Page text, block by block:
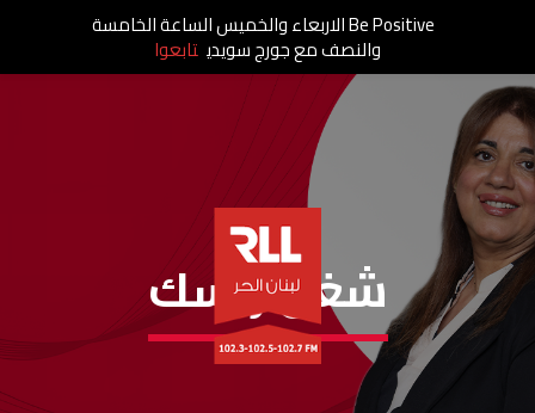
شغل راسك
Be Positive الاربعاء والخميس الساعة الخامسة
والنصف مع جورج سويدي تابعوا